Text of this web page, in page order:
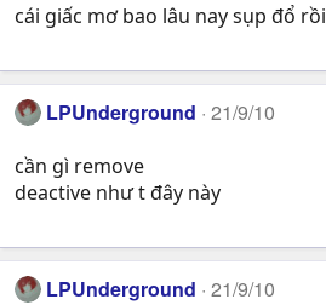
cái giấc mơ bao lâu nay sụp đổ rồi
LPUnderground 21/9/10
cần gì remove
deactive như t đây này
LPUnderground 21/9/10